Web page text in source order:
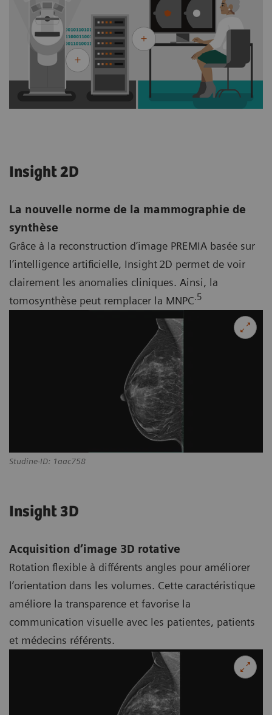
Studine-ID: 1aac758
Insight 2D
La nouvelle norme de la mammographie de
synthèse
Grâce à la reconstruction d’image PREMIA basée sur
l’intelligence artificielle, Insight 2D permet de voir
clairement les anomalies cliniques. Ainsi, la
tomosynthèse peut remplacer la MNPC.5
Insight 3D
Acquisition d’image 3D rotative
Rotation flexible à différents angles pour améliorer
l’orientation dans les volumes. Cette caractéristique
améliore la transparence et favorise la
communication visuelle avec les patientes, patients
et médecins référents.